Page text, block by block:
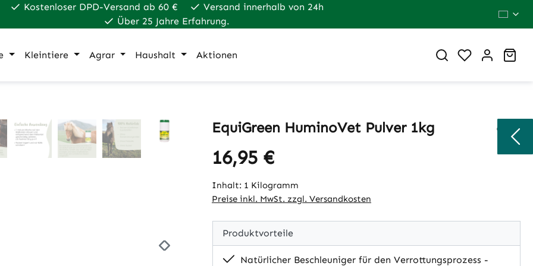
Kostenloser DPD-Versand ab 60 €
Versand innerhalb von 24h
Über 25 Jahre Erfahrung.
Kleintiere Agrar Haushalt Aktionen Du hast 0
EquiGreen HuminoVet Pulver 1kg
Regulärer Preis:
16,95 €
Inhalt: 1 Kilogramm
Preise inkl. MwSt. zzgl. Versandkosten
Produktvorteile
Natürlicher Beschleuniger für den Verrottungsprozess -